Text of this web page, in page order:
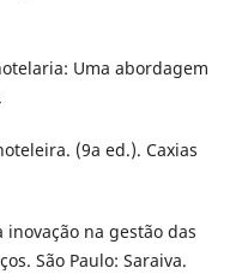
Uma abordagem
(9a ed.). Caxias
na gestão das
São Paulo: Saraiva.